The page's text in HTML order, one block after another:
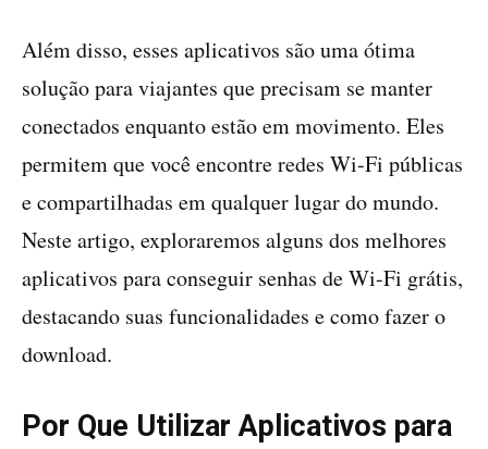
Além disso, esses aplicativos são uma ótima
solução para viajantes que precisam se manter
conectados enquanto estão em movimento. Eles
permitem que você encontre redes Wi-Fi públicas
e compartilhadas em qualquer lugar do mundo.
Neste artigo, exploraremos alguns dos melhores
aplicativos para conseguir senhas de Wi-Fi grátis,
destacando suas funcionalidades e como fazer o
download.
Por Que Utilizar Aplicativos para